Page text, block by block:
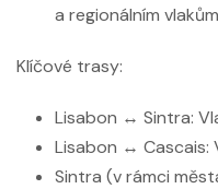
a regionálním vlakům
Klíčové trasy:
Lisabon ↔ Sintra:
Lisabon ↔ Cascais:
Sintra (v rámci